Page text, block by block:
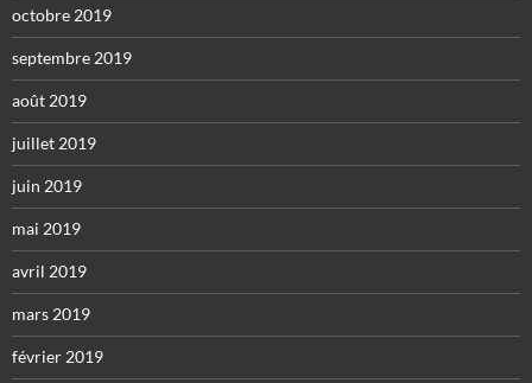
octobre 2019
septembre 2019
août 2019
juillet 2019
juin 2019
mai 2019
avril 2019
mars 2019
février 2019